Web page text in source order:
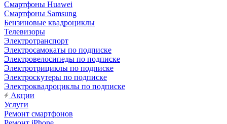
Смартфоны Huawei
Смартфоны Samsung
Бензиновые квадроциклы
Телевизоры
Электротранспорт
Электросамокаты по подписке
Электровелосипеды по подписке
Электротрициклы по подписке
Электроскутеры по подписке
Электроквадроциклы по подписке
Акции
Услуги
Ремонт смартфонов